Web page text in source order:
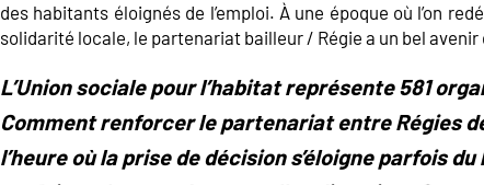
des habitants éloignés de l’emploi. À une époque où l’on
solidarité locale, le partenariat bailleur / Régie a un bel avenir
L’Union sociale pour l’habitat représente 581
Comment renforcer le partenariat entre Régies
l’heure où la prise de décision s’éloigne parfois